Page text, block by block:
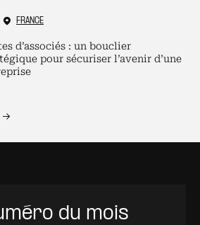
FRANCE
d’associés : un bouclier
pour sécuriser l’avenir d’une
du mois